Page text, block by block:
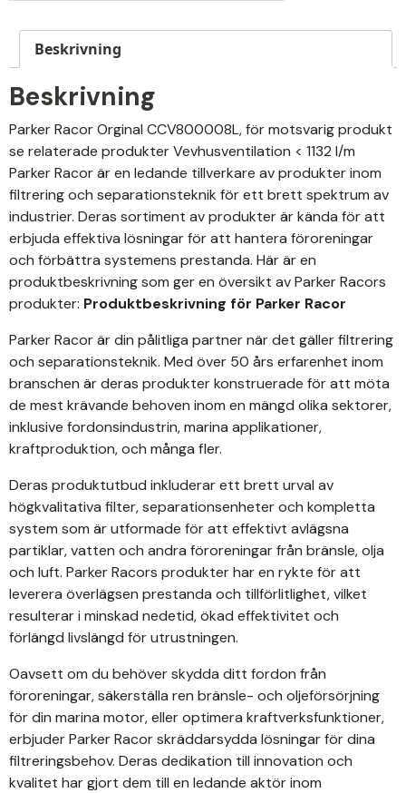
Beskrivning
Beskrivning
Parker Racor Orginal CCV800008L, för motsvarig produkt
se relaterade produkter Vevhusventilation < 1132 l/m
Parker Racor är en ledande tillverkare av produkter inom
filtrering och separationsteknik för ett brett spektrum av
industrier. Deras sortiment av produkter är kända för att
erbjuda effektiva lösningar för att hantera föroreningar
och förbättra systemens prestanda. Här är en
produktbeskrivning som ger en översikt av Parker Racors
produkter: Produktbeskrivning för Parker Racor
Parker Racor är din pålitliga partner när det gäller filtrering
och separationsteknik. Med över 50 års erfarenhet inom
branschen är deras produkter konstruerade för att möta
de mest krävande behoven inom en mängd olika sektorer,
inklusive fordonsindustrin, marina applikationer,
kraftproduktion, och många fler.
Deras produktutbud inkluderar ett brett urval av
högkvalitativa filter, separationsenheter och kompletta
system som är utformade för att effektivt avlägsna
partiklar, vatten och andra föroreningar från bränsle, olja
och luft. Parker Racors produkter har en rykte för att
leverera överlägsen prestanda och tillförlitlighet, vilket
resulterar i minskad nedetid, ökad effektivitet och
förlängd livslängd för utrustningen.
Oavsett om du behöver skydda ditt fordon från
föroreningar, säkerställa ren bränsle- och oljeförsörjning
för din marina motor, eller optimera kraftverksfunktioner,
erbjuder Parker Racor skräddarsydda lösningar för dina
filtreringsbehov. Deras dedikation till innovation och
kvalitet har gjort dem till en ledande aktör inom